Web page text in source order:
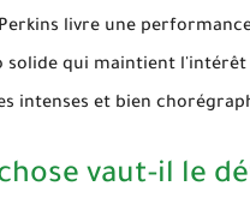
livre une
solide qui maintient
intenses et bien
vaut-il le